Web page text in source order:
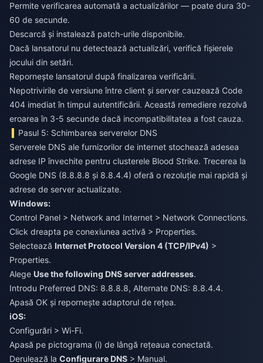
Permite verificarea automată a actualizărilor — poate dura 30-
60 de secunde.
Descarcă și instalează patch-urile disponibile.
Dacă lansatorul nu detectează actualizări, verifică fișierele
jocului din setări.
Repornește lansatorul după finalizarea verificării.
Nepotrivirile de versiune între client și server cauzează Code
404 imediat în timpul autentificării. Această remediere rezolvă
eroarea în 3-5 secunde dacă incompatibilitatea a fost cauza.
Pasul 5: Schimbarea serverelor DNS
Serverele DNS ale furnizorilor de internet stochează adesea
adrese IP învechite pentru clusterele Blood Strike. Trecerea la
Google DNS (8.8.8.8 și 8.8.4.4) oferă o rezoluție mai rapidă și
adrese de server actualizate.
Windows:
Control Panel > Network and Internet > Network Connections.
Click dreapta pe conexiunea activă > Properties.
Selectează Internet Protocol Version 4 (TCP/IPv4) >
Properties.
Alege Use the following DNS server addresses.
Introdu Preferred DNS: 8.8.8.8, Alternate DNS: 8.8.4.4.
Apasă OK și repornește adaptorul de rețea.
iOS:
Configurări > Wi-Fi.
Apasă pe pictograma (i) de lângă rețeaua conectată.
Derulează la Configurare DNS > Manual.